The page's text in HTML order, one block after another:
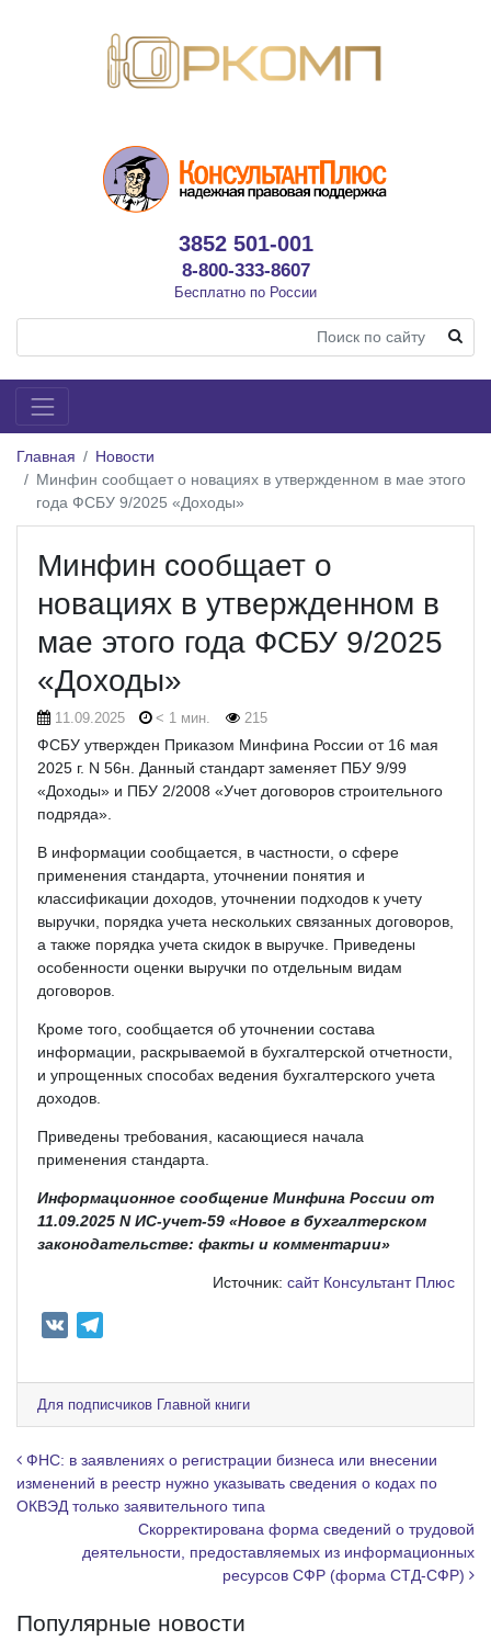
3852 501-001
8-800-333-8607
Бесплатно по России
Главная
Новости
Минфин сообщает о новациях в утвержденном в мае этого
года ФСБУ 9/2025 «Доходы»
Минфин сообщает о
новациях в утвержденном в
мае этого года ФСБУ 9/2025
«Доходы»
11.09.2025 < 1 мин. 215
ФСБУ утвержден Приказом Минфина России от 16 мая
2025 г. N 56н. Данный стандарт заменяет ПБУ 9/99
«Доходы» и ПБУ 2/2008 «Учет договоров строительного
подряда».
В информации сообщается, в частности, о сфере
применения стандарта, уточнении понятия и
классификации доходов, уточнении подходов к учету
выручки, порядка учета нескольких связанных договоров,
а также порядка учета скидок в выручке. Приведены
особенности оценки выручки по отдельным видам
договоров.
Кроме того, сообщается об уточнении состава
информации, раскрываемой в бухгалтерской отчетности,
и упрощенных способах ведения бухгалтерского учета
доходов.
Приведены требования, касающиеся начала
применения стандарта.
Информационное сообщение Минфина России от
11.09.2025 N ИС-учет-59 «Новое в бухгалтерском
законодательстве: факты и комментарии»
Источник: сайт Консультант Плюс
e
g
r
a
m
Для подписчиков Главной книги
Навигация по записям
ФНС: в заявлениях о регистрации бизнеса или внесении
изменений в реестр нужно указывать сведения о кодах по
ОКВЭД только заявительного типа
Скорректирована форма сведений о трудовой
деятельности, предоставляемых из информационных
ресурсов СФР (форма СТД-СФР)
Популярные новости